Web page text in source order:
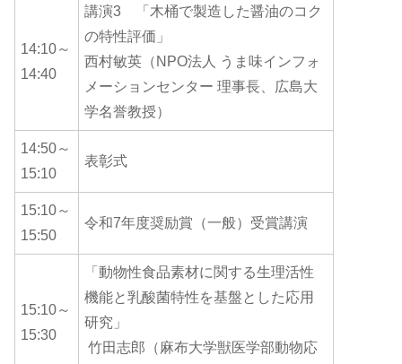
14:10～
14:40
講演3 「木桶で製造した醤油のコク
の特性評価」
西村敏英（NPO法人 うま味インフォ
メーションセンター 理事長、広島大
学名誉教授）
14:50～
15:10
表彰式
15:10～
15:50
令和7年度奨励賞（一般）受賞講演
15:10～
15:30
「動物性食品素材に関する生理活性
機能と乳酸菌特性を基盤とした応用
研究」
竹田志郎（麻布大学獣医学部動物応